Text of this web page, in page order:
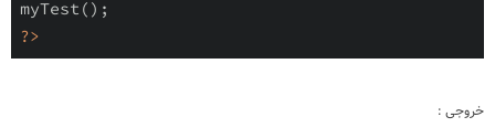
?>
خروجی :